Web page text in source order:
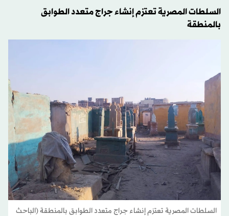
السلطات المصرية تعتزم إنشاء جراج متعدد الطوابق
بالمنطقة
السلطات المصرية تعتزم إنشاء جراج متعدد الطوابق بالمنطقة (الباحث